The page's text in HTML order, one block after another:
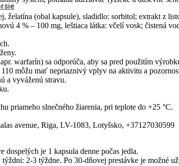
želatína (obal kapsule), sladidlo: sorbitol; extrakt z
4 % – 100 mg, leštiaca látka: včelí vosk; čistená
warfarín) sa odporúča, aby sa pred použitím
môžu mať nepriaznivý vplyv na aktivitu a
a vyváženú stravu.
priameho slnečného žiarenia, pri teplote do +25 °C.
avenue, Riga, LV-1083, Lotyšsko, +37127030599
dospelých je 1 kapsula denne počas jedla.
týždni: 2-3 týždne. Po 30-dňovej prestávke je možné